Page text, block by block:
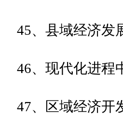
45、县域经济发
46、现代化进程
47、区域经济开